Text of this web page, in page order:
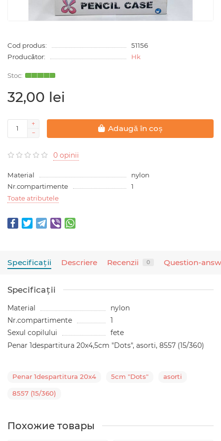
Cod produs:
51156
Producător:
Hk
32,00 lei
Adaugă în coș
0 opinii
Material
nylon
Nr.compartimente
1
Toate atributele
Specificaţii Descriere Recenzii 0 Question-
Specificaţii
Material
nylon
Nr.compartimente
1
Sexul copilului
fete
Penar 1despartitura 20x4,5cm "Dots", asorti, 8557 (15/360)
Penar 1despartitura 20x4 5cm "Dots" asorti
8557 (15/360)
Похожие товары